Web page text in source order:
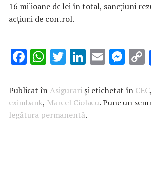
16 milioane de lei în total, sancţiuni
acţiuni de control.
F
e
b
o
W
at
s
A
T
it
te
r
Li
k
e
dI
E
ai
l
M
se
n
p
Publicat înAsigurariși etichetat în CEC,
eximbank, Marcel Ciolacu. Pune un
legătura permanentă.